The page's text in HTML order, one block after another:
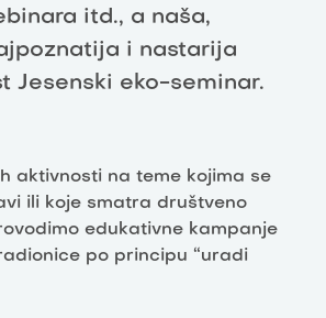
itd., a naša,
i nastarija
Jesenski eko-seminar.
aktivnosti na teme kojima se
ili koje smatra društveno
edukativne kampanje
po principu “uradi